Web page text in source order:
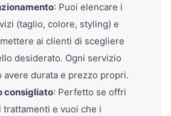
: Puoi elencare i
(taglio, colore, styling) e
ai clienti di scegliere
desiderato. Ogni servizio
avere durata e prezzo propri.
consigliato: Perfetto se offri
trattamenti e vuoi che i